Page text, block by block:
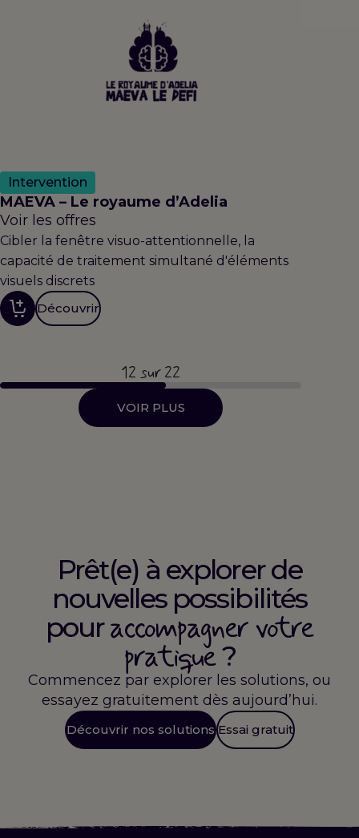
Intervention
MAEVA – Le royaume d’Adelia
Voir les offres
Cibler la fenêtre visuo-attentionnelle, la
capacité de traitement simultané d'éléments
visuels discrets
Découvrir
12 sur 22
VOIR PLUS
Prêt(e) à explorer de
nouvelles possibilités
pouraccompagner votre
pratique?
Commencez par explorer les solutions, ou
essayez gratuitement dès aujourd’hui.
Découvrir nos solutions Essai gratuit